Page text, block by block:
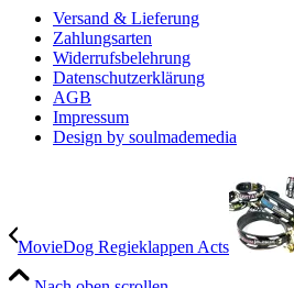
Versand & Lieferung
Zahlungsarten
Widerrufsbelehrung
Datenschutzerklärung
AGB
Impressum
Design by soulmademedia
MovieDog Regieklappen Acts